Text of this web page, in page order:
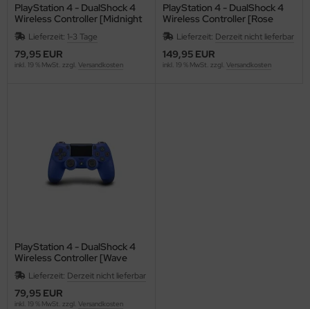
PlayStation 4 - DualShock 4
Wireless Controller [Midnight
Blue]
Lieferzeit: 1-3 Tage
79,95 EUR
inkl. 19 % MwSt. zzgl. Versandkosten
PlayStation 4 - DualShock 4
Wireless Controller [Rose
Gold]
Lieferzeit: Derzeit nicht lieferbar
149,95 EUR
inkl. 19 % MwSt. zzgl. Versandkosten
PlayStation 4 - DualShock 4
Wireless Controller [Wave
Blue]
Lieferzeit: Derzeit nicht lieferbar
79,95 EUR
inkl. 19 % MwSt. zzgl. Versandkosten